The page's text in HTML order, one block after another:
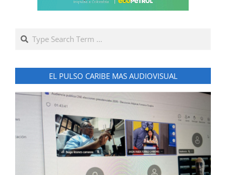
Search
EL PULSO CARIBE MAS AUDIOVISUAL